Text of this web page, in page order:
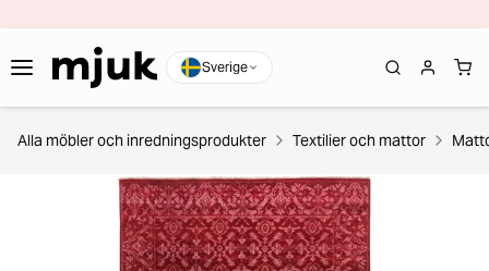
Sverige
Alla möbler och inredningsprodukter Textilier och mattor